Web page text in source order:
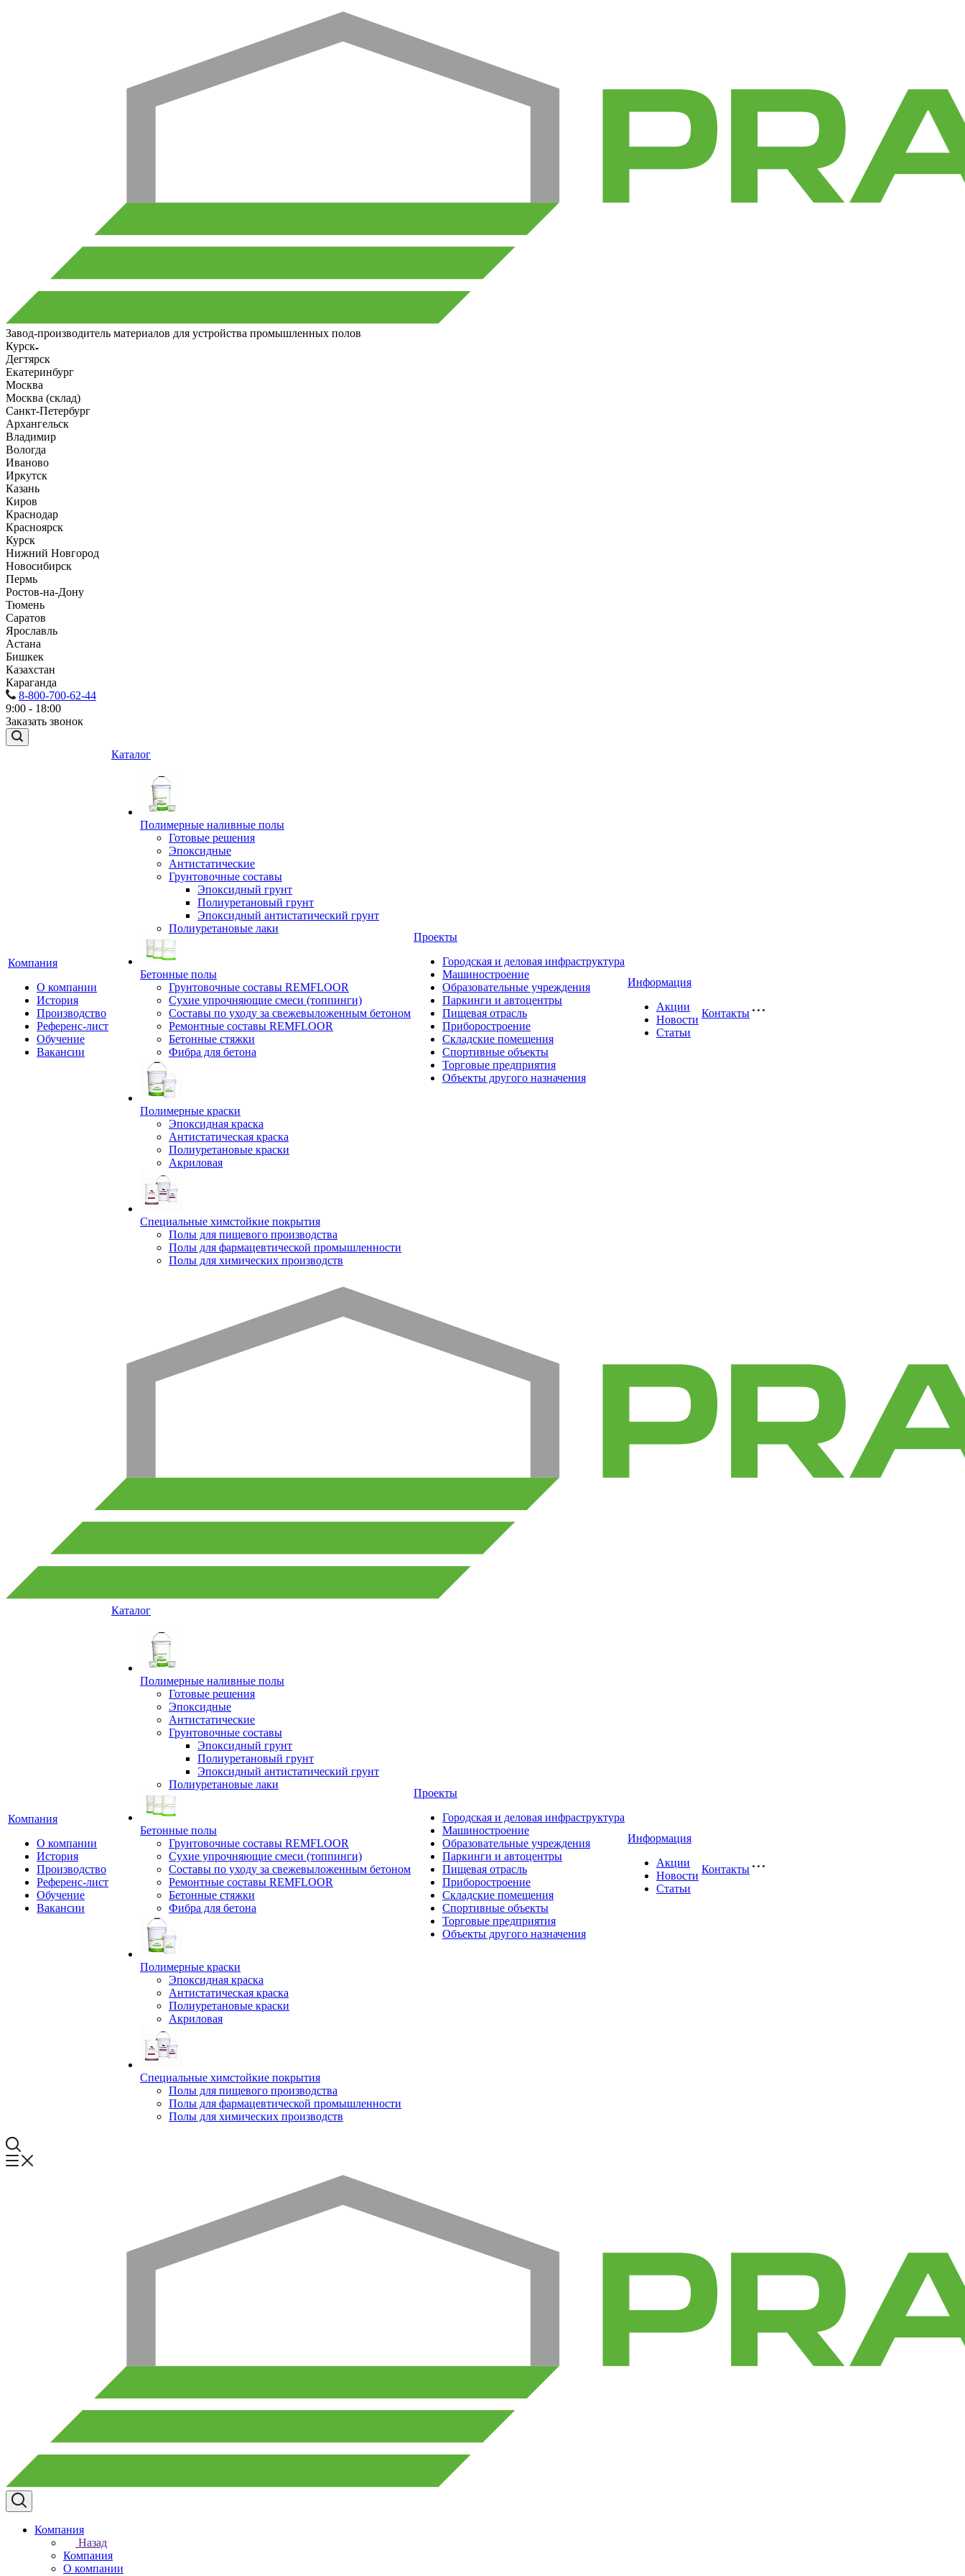
Завод-производитель материалов для устройства промышленных полов
Курск
Дегтярск
Екатеринбург
Москва
Москва (склад)
Санкт-Петербург
Архангельск
Владимир
Вологда
Иваново
Иркутск
Казань
Киров
Краснодар
Красноярск
Курск
Нижний Новгород
Новосибирск
Пермь
Ростов-на-Дону
Тюмень
Саратов
Ярославль
Астана
Бишкек
Казахстан
Караганда
8-800-700-62-44
9:00 - 18:00
Заказать звонок
Компания
О компании
История
Производство
Референс-лист
Обучение
Вакансии
Каталог
Полимерные наливные полы
Готовые решения
Эпоксидные
Антистатические
Грунтовочные составы
Эпоксидный грунт
Полиуретановый грунт
Эпоксидный антистатический грунт
Полиуретановые лаки
Бетонные полы
Грунтовочные составы REMFLOOR
Сухие упрочняющие смеси (топпинги)
Составы по уходу за свежевыложенным бетоном
Ремонтные составы REMFLOOR
Бетонные стяжки
Фибра для бетона
Полимерные краски
Эпоксидная краска
Антистатическая краска
Полиуретановые краски
Акриловая
Специальные химстойкие покрытия
Полы для пищевого производства
Полы для фармацевтической промышленности
Полы для химических производств
Проекты
Городская и деловая инфраструктура
Машиностроение
Образовательные учреждения
Паркинги и автоцентры
Пищевая отрасль
Приборостроение
Складские помещения
Спортивные объекты
Торговые предприятия
Объекты другого назначения
Информация
Акции
Новости
Статьи
Контакты
Компания
О компании
История
Производство
Референс-лист
Обучение
Вакансии
Каталог
Полимерные наливные полы
Готовые решения
Эпоксидные
Антистатические
Грунтовочные составы
Эпоксидный грунт
Полиуретановый грунт
Эпоксидный антистатический грунт
Полиуретановые лаки
Бетонные полы
Грунтовочные составы REMFLOOR
Сухие упрочняющие смеси (топпинги)
Составы по уходу за свежевыложенным бетоном
Ремонтные составы REMFLOOR
Бетонные стяжки
Фибра для бетона
Полимерные краски
Эпоксидная краска
Антистатическая краска
Полиуретановые краски
Акриловая
Специальные химстойкие покрытия
Полы для пищевого производства
Полы для фармацевтической промышленности
Полы для химических производств
Проекты
Городская и деловая инфраструктура
Машиностроение
Образовательные учреждения
Паркинги и автоцентры
Пищевая отрасль
Приборостроение
Складские помещения
Спортивные объекты
Торговые предприятия
Объекты другого назначения
Информация
Акции
Новости
Статьи
Контакты
Компания
Назад
Компания
О компании